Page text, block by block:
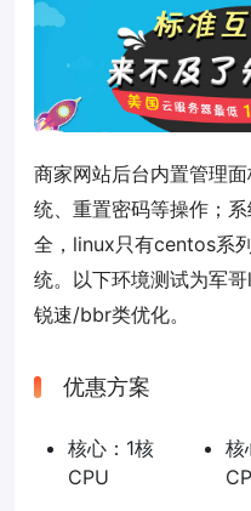
商家网站后台内置管理
统、重置密码等操作；
全，linux只有centos系
统。以下环境测试为军
锐速/bbr类优化。
优惠方案
核心：1核
CPU
核